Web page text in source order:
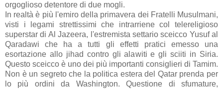
orgoglioso detentore di due mogli.
In realtà è più l'emiro della primavera dei Fratelli Musulmani,
visti i legami strettissimi che intrarriene col telereligioso
superstar di Al Jazeera, l'estremista settario sceicco Yusuf al
Qaradawi che ha a tutti gli effetti pratici emesso una
esortazione allo jihad contro gli alawiti e gli sciiti in Siria.
Questo sceicco è uno dei più importanti consiglieri di Tamim.
Non è un segreto che la politica estera del Qatar prenda per
lo più ordini da Washington. Questione di sfumature,